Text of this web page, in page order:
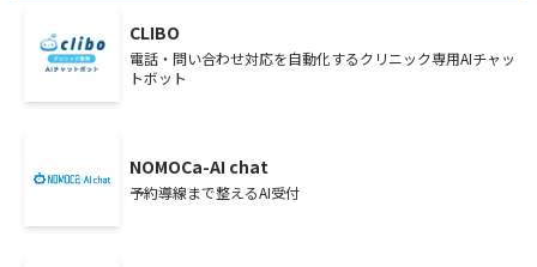
CLIBO
電話・問い合わせ対応を自動化するクリニック専用AIチャッ
トボット
NOMOCa-AI chat
予約導線まで整えるAI受付